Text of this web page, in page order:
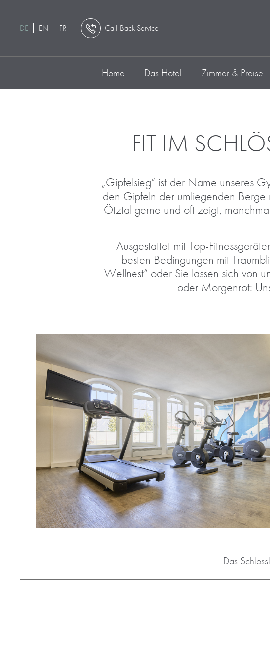
DE EN FR Call-Back-Service
Home Das Hotel Zimmer & Preise
FIT IM
„Gipfelsieg“ ist der Name unseres
den Gipfeln der umliegenden
Ötztal gerne und oft zeigt,
Ausgestattet mit Top-
besten Bedingungen mit
Wellnest“ oder Sie lassen sich von
oder Morgenrot:
Das Schlössl